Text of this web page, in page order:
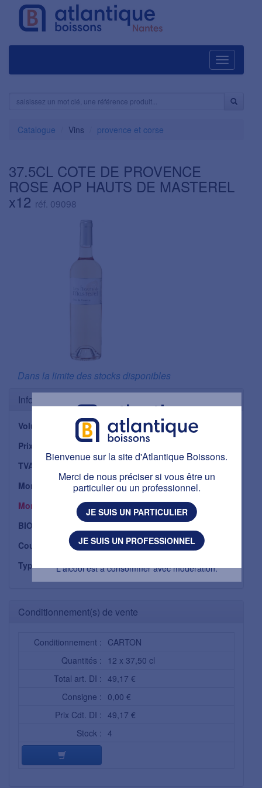
Navigation
Catalogue Vins provence et corse
37.5CL COTE DE PROVENCE
ROSE AOP HAUTS DE MASTEREL
x12 réf. 09098
Dans la limite des stocks disponibles
Informations
Volume
37,50 cl
Prix unitaire HTT
TVA applicable
Montant TVA
0,82 €
Montant TTC
4,92 €
BIO :
Non
Couleur :
ROSE
Typologie :
CLASSIQUE
Conditionnement(s) de vente
Conditionnement : CARTON
Quantités : 12 x 37,50 cl
Total art. DI : 49,17 €
Consigne : 0,00 €
Prix Cdt. DI : 49,17 €
Stock : 4
Bienvenue sur la site d'Atlantique Boissons.
Ce site est réservé aux personnes majeures.
Avez-vous plus de 18 ans ?
L'alcool est à consommer avec modération.
Bienvenue sur la site d'Atlantique Boissons.
Merci de nous préciser si vous être un
particulier ou un professionnel.
JE SUIS UN PARTICULIER
JE SUIS UN PROFESSIONNEL